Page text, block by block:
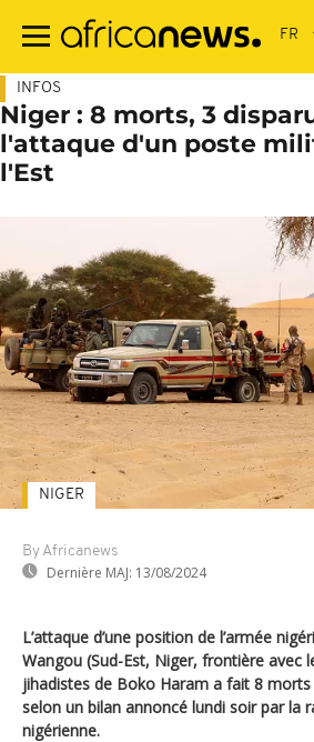
contenu
INFOS
Niger : 8 morts, 3
l'attaque d'un poste
l'Est
By Africanews
Dernière MAJ: 13/08/2024
NIGER
L’attaque d’une position de l’armée
Wangou (Sud-Est, Niger, frontière avec
jihadistes de Boko Haram a fait 8 morts
selon un bilan annoncé lundi soir par la
nigérienne.